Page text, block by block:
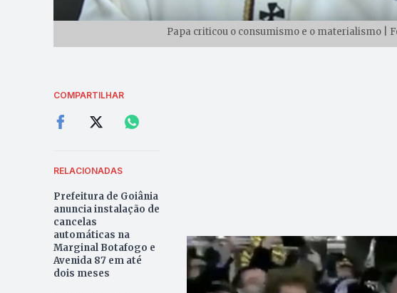
Papa criticou o consumismo e o materialismo |
COMPARTILHAR
RELACIONADAS
Prefeitura de Goiânia
anuncia instalação de
cancelas
automáticas na
Marginal Botafogo e
Avenida 87 em até
dois meses